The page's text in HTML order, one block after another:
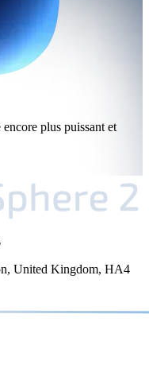
plus puissant et
United Kingdom, HA4